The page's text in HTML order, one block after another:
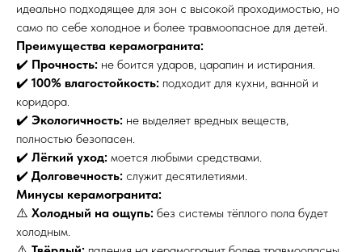
идеально подходящее для зон с высокой проходимостью, но
само по себе холодное и более травмоопасное для детей.
Преимущества керамогранита:
✔️ Прочность: не боится ударов, царапин и истирания.
✔️ 100% влагостойкость: подходит для кухни, ванной и
коридора.
✔️ Экологичность: не выделяет вредных веществ,
полностью безопасен.
✔️ Лёгкий уход: моется любыми средствами.
✔️ Долговечность: служит десятилетиями.
Минусы керамогранита:
⚠️ Холодный на ощупь: без системы тёплого пола будет
холодным.